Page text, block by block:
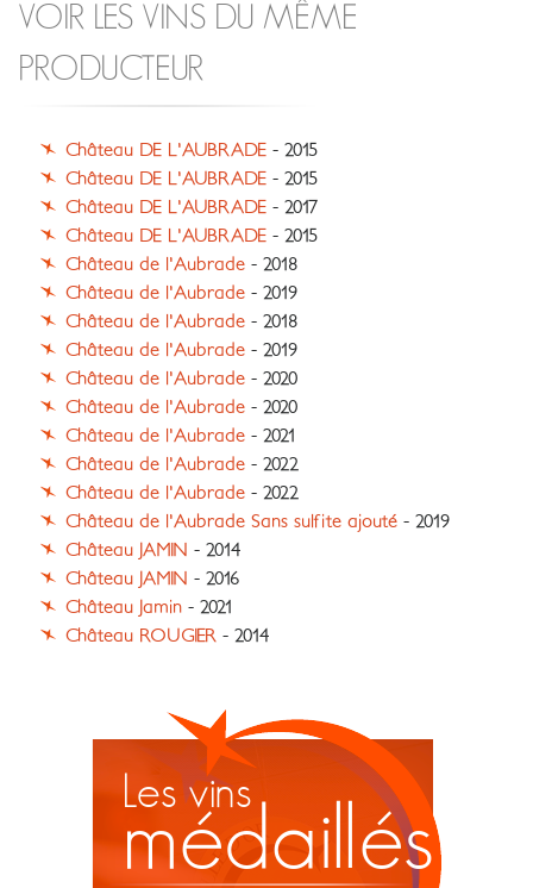
VOIR LES VINS DU MÊME
PRODUCTEUR
Château DE L'AUBRADE - 2015
Château DE L'AUBRADE - 2015
Château DE L'AUBRADE - 2017
Château DE L'AUBRADE - 2015
Château de l'Aubrade - 2018
Château de l'Aubrade - 2019
Château de l'Aubrade - 2018
Château de l'Aubrade - 2019
Château de l'Aubrade - 2020
Château de l'Aubrade - 2020
Château de l'Aubrade - 2021
Château de l'Aubrade - 2022
Château de l'Aubrade - 2022
Château de l'Aubrade Sans sulfite ajouté - 2019
Château JAMIN - 2014
Château JAMIN - 2016
Château Jamin - 2021
Château ROUGIER - 2014
Les vins
médaillés